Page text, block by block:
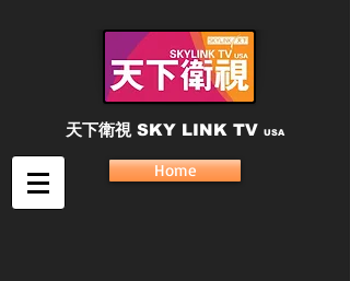
天下衛視 SKY LINK TV USA
Home